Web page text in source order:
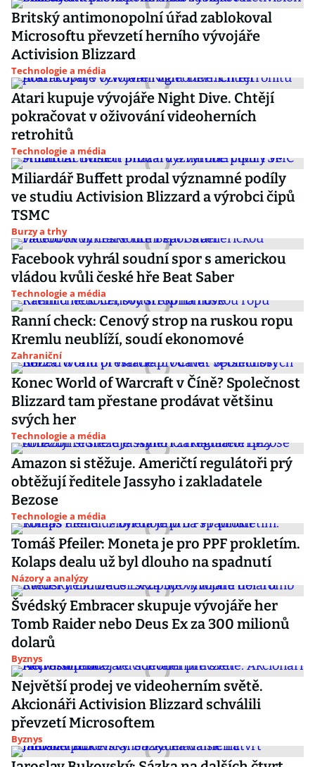
Britský antimonopolní úřad zablokoval
Microsoftu převzetí herního vývojáře
Activision Blizzard
Technologie a média
Atari kupuje vývojáře Night Dive. Chtějí
pokračovat v oživování videoherních
retrohitů
Technologie a média
Miliardář Buffett prodal významné podíly
ve studiu Activision Blizzard a výrobci čipů
TSMC
Burzy a trhy
Facebook vyhrál soudní spor s americkou
vládou kvůli české hře Beat Saber
Technologie a média
Ranní check: Cenový strop na ruskou ropu
Kremlu neublíží, soudí ekonomové
Zahraniční
Konec World of Warcraft v Číně? Společnost
Blizzard tam přestane prodávat většinu
svých her
Technologie a média
Amazon si stěžuje. Američtí regulátoři prý
obtěžují ředitele Jassyho i zakladatele
Bezose
Technologie a média
Tomáš Pfeiler: Moneta je pro PPF prokletím.
Kolaps dealu už byl dlouho na spadnutí
Názory a analýzy
Švédský Embracer skupuje vývojáře her
Tomb Raider nebo Deus Ex za 300 milionů
dolarů
Byznys
Největší prodej ve videoherním světě.
Akcionáři Activision Blizzard schválili
převzetí Microsoftem
Byznys